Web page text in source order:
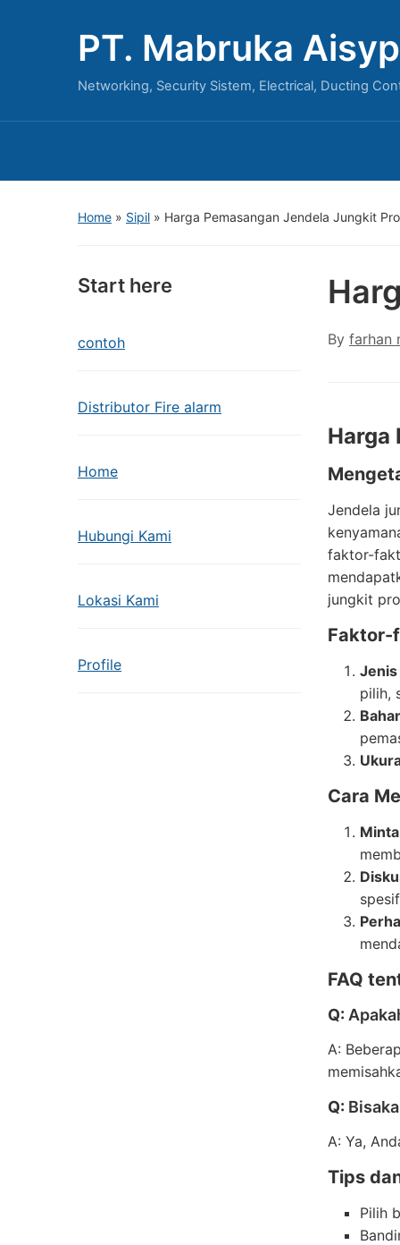
PT. Mabruka
Networking, Security Sistem, Electrical, Ducting
Home » Sipil » Harga Pemasangan Jendela Jungkit
Start here
contoh
Distributor Fire alarm
Home
Hubungi Kami
Lokasi Kami
Profile
By farhan
Harga
Jendela
faktor-
jungkit
Faktor-
pilih,
Cara
FAQ
Q:
A:
Q:
A: Ya,
Tips
Pilih